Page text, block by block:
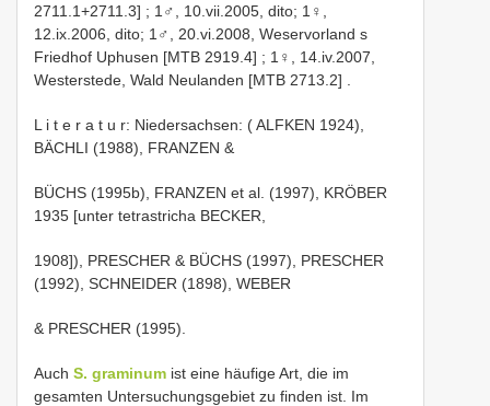
2711.1+2711.3] ; 1♂, 10.vii.2005, dito; 1♀,
12.ix.2006, dito; 1♂, 20.vi.2008, Weservorland s
Friedhof Uphusen [MTB 2919.4] ; 1♀, 14.iv.2007,
Westerstede, Wald Neulanden [MTB 2713.2]
L i t e r a t u r: Niedersachsen: ( ALFKEN 1924),
BÄCHLI (1988), FRANZEN &
BÜCHS (1995b), FRANZEN et al. (1997), KRÖBER
1935 [unter tetrastricha BECKER,
1908]), PRESCHER & BÜCHS (1997), PRESCHER
(1992), SCHNEIDER (1898), WEBER
& PRESCHER (1995).
Auch S. graminum ist eine häufige Art, die im
gesamten Untersuchungsgebiet zu finden ist. Im